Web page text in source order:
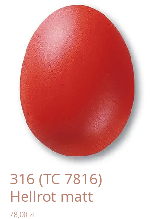
316 (TC 7816)
Hellrot matt
78,00 złCena